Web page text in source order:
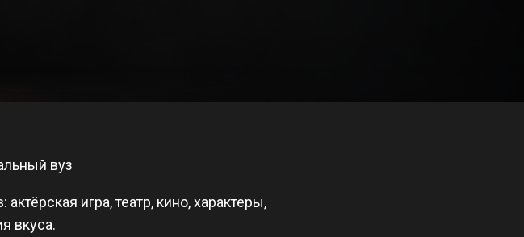
вуз
игра, театр, кино, характеры,
вкуса.